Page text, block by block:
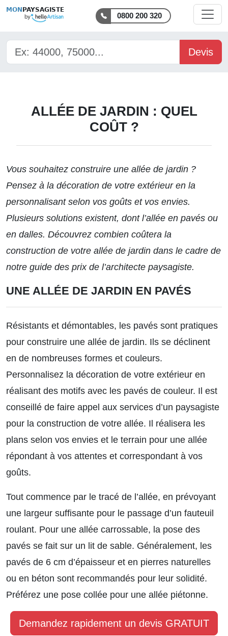
MON PAYSAGISTE
0800 200 320
Devis
ALLÉE DE JARDIN : QUEL
COÛT ?
Vous souhaitez construire une allée de jardin ?
Pensez à la décoration de votre extérieur en la
personnalisant selon vos goûts et vos envies.
Plusieurs solutions existent, dont l’allée en pavés ou
en dalles. Découvrez combien coûtera la
construction de votre allée de jardin dans le cadre de
notre guide des prix de l’architecte paysagiste.
UNE ALLÉE DE JARDIN EN PAVÉS
Résistants et démontables, les pavés sont pratiques
pour construire une allée de jardin. Ils se déclinent
en de nombreuses formes et couleurs.
Personnalisez la décoration de votre extérieur en
réalisant des motifs avec les pavés de couleur. Il est
conseillé de faire appel aux services d’un paysagiste
pour la construction de votre allée. Il réalisera les
plans selon vos envies et le terrain pour une allée
répondant à vos attentes et correspondant à vos
goûts.
Tout commence par le tracé de l’allée, en prévoyant
une largeur suffisante pour le passage d’un fauteuil
roulant. Pour une allée carrossable, la pose des
pavés se fait sur un lit de sable. Généralement, les
pavés de 6 cm d’épaisseur et en pierres naturelles
ou en béton sont recommandés pour leur solidité.
Préférez une pose collée pour une allée piétonne.
Demandez rapidement un devis GRATUIT